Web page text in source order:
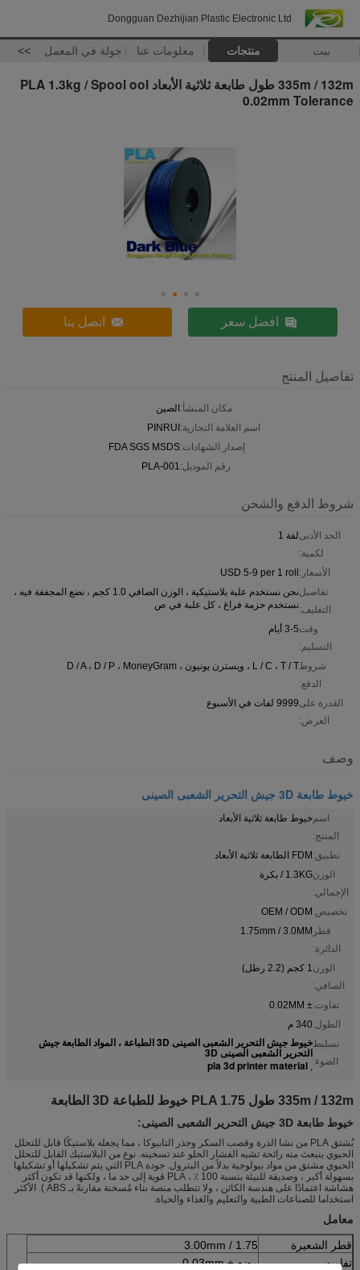
Dongguan Dezhijian Plastic Electronic Ltd
بيت منتجات معلومات عنا جولة في المعمل >>
335m / 132m طول طابعة ثلاثية الأبعاد PLA 1.3kg / Spool ool
0.02mm Tolerance
افضل سعر اتصل بنا
تفاصيل المنتج
مكان المنشأ:الصين
اسم العلامة التجارية:PINRUI
إصدار الشهادات:FDA SGS MSDS
رقم الموديل:PLA-001
شروط الدفع والشحن
الحد الأدنى
لكمية:
لفة 1
الأسعار:USD 5-9 per 1 roll
تفاصيل
التغليف:
نحن نستخدم علبة بلاستيكية ، الوزن الصافي 1.0 كجم ، نضع المجففة فيه ،
نستخدم حزمة فراغ ، كل علبة في ص
وقت
التسليم:
3-5 أيام
شروط
الدفع:
L / C ، T / T ، ويسترن يونيون ، D / A ، D / P ، MoneyGram
القدرة على
العرض:
9999 لفات في الأسبوع
وصف
خيوط طابعة 3D جيش التحرير الشعبى الصينى
اسم
المنتج:
خيوط طابعة ثلاثية الأبعاد
تطبيق:FDM الطابعة ثلاثية الأبعاد
الوزن
الإجمالي:
1.3KG / بكرة
تخصيص:OEM / ODM
قطر
الدائرة:
1.75mm / 3.0MM
الوزن
الصافي:
1 كجم (2.2 رطل)
تفاوت:± 0.02MM
الطول:340 م
تسليط
الضوء:
خيوط جيش التحرير الشعبى الصينى 3D الطباعة ، المواد الطابعة جيش
التحرير الشعبى الصينى 3D
,
pla 3d printer material
335m / 132m طول PLA 1.75 خيوط للطباعة 3D الطابعة
خيوط طابعة 3D جيش التحرير الشعبى الصينى:
يُشتق PLA من نشا الذرة وقصب السكر وجذر التابيوكا ، مما يجعله بلاستيكًا قابل للتحلل
الحيوي ينبعث منه رائحة تشبه الفشار الحلو عند تسخينه. نوع من البلاستيك القابل للتحلل
الحيوي مشتق من مواد بيولوجية بدلاً من البترول. جودة PLA التي يتم تشكيلها أو تشكيلها
بسهولة أكبر ، وصديقة للبيئة بنسبة 100 ٪ ، PLA قوية إلى حد ما ، ولكنها قد تكون أكثر
هشاشة اعتمادًا على هندسة الكائن ، ولا تتطلب منصة بناء مُسخنة مقارنةً بـ ABS ). الأكثر
استخداما للصناعات الطبية والتعليم والغذاء والحياة.
معامل
قطر الشعيرة
1.75 / 3.00mm
تفاوت
وضع ± 0.03mm